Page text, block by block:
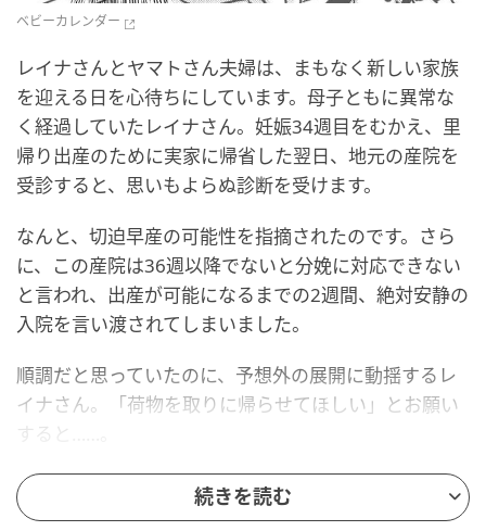
ベビーカレンダー
レイナさんとヤマトさん夫婦は、まもなく新しい家族
を迎える日を心待ちにしています。母子ともに異常な
く経過していたレイナさん。妊娠34週目をむかえ、里
帰り出産のために実家に帰省した翌日、地元の産院を
受診すると、思いもよらぬ診断を受けます。
なんと、切迫早産の可能性を指摘されたのです。さら
に、この産院は36週以降でないと分娩に対応できない
と言われ、出産が可能になるまでの2週間、絶対安静の
入院を言い渡されてしまいました。
順調だと思っていたのに、予想外の展開に動揺するレ
イナさん。「荷物を取りに帰らせてほしい」とお願い
すると……。
急きょ、入院が決定！絶対安静の入院生活
続きを読む